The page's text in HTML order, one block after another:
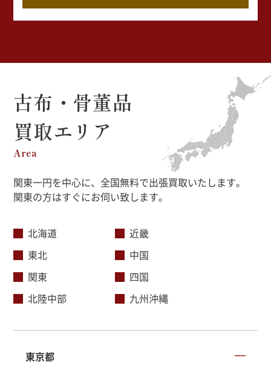
古布・骨董品
買取エリア
Area
関東一円を中心に、全国無料で出張買取いたします。
関東の方はすぐにお伺い致します。
北海道
東北
関東
北陸中部
近畿
中国
四国
九州沖縄
東京都